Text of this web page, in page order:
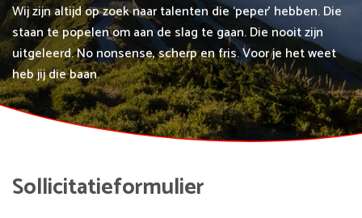
Wij zijn altijd op zoek naar talenten die ‘peper’ hebben. Die
staan te popelen om aan de slag te gaan. Die nooit zijn
uitgeleerd. No nonsense, scherp en fris. Voor je het weet
heb jij die baan.
Sollicitatieformulier